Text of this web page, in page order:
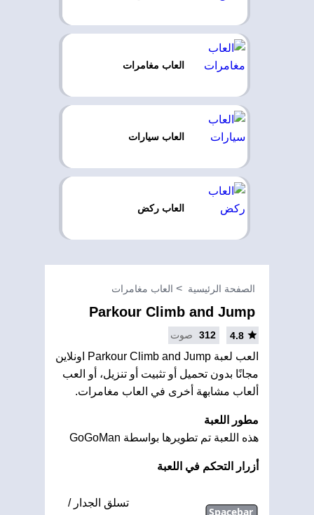
العاب مغامرات
العاب سيارات
العاب ركض
الصفحة الرئيسية العاب مغامرات
Parkour Climb and Jump
4.8
312 صوت
العب لعبة Parkour Climb and Jump اونلاين
مجانًا بدون تحميل أو تثبيت أو تنزيل، أو العب
ألعاب مشابهة أخرى في العاب مغامرات.
مطور اللعبة
هذه اللعبة تم تطويرها بواسطة GoGoMan
أزرار التحكم في اللعبة
Spacebar
تسلق الجدار /